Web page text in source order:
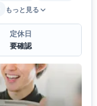
もっと見る
定休日
要確認